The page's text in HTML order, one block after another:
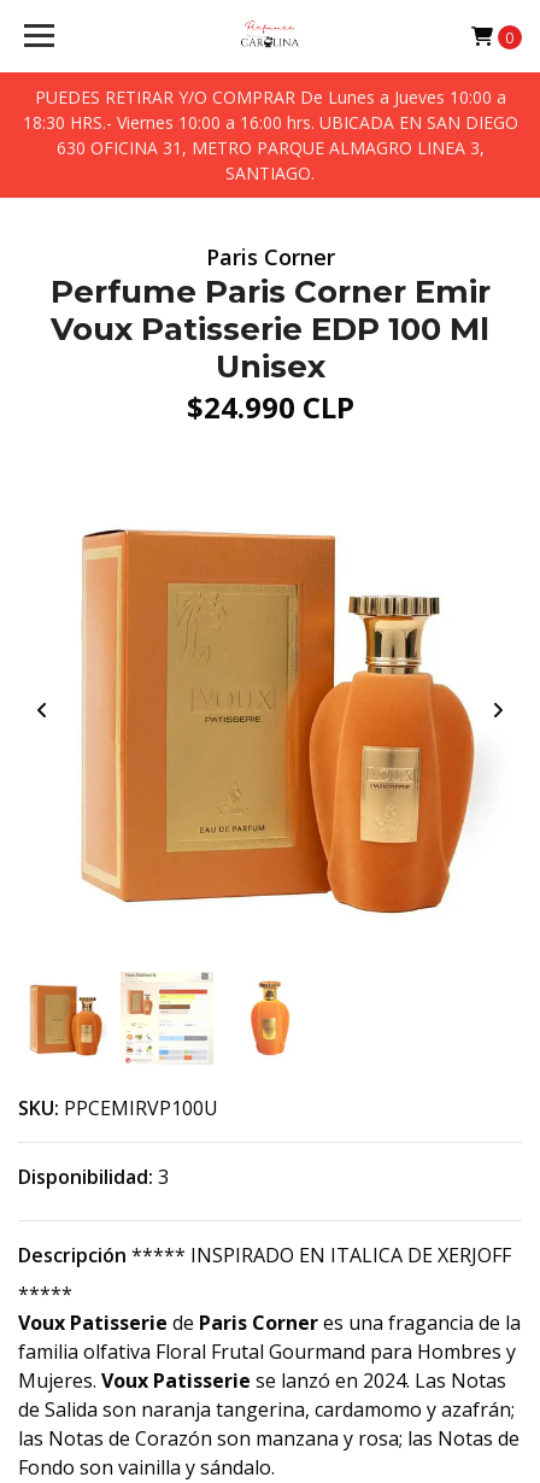
PUEDES RETIRAR Y/O COMPRAR De Lunes a Jueves 10:00 a
18:30 HRS.- Viernes 10:00 a 16:00 hrs. UBICADA EN SAN DIEGO
630 OFICINA 31, METRO PARQUE ALMAGRO LINEA 3,
SANTIAGO.
0
Paris Corner
Perfume Paris Corner Emir
Voux Patisserie EDP 100 Ml
Unisex
$24.990 CLP
SKU: PPCEMIRVP100U
Disponibilidad: 3
Descripción ***** INSPIRADO EN ITALICA DE XERJOFF
*****
Voux Patisserie de Paris Corneres una fragancia de la
familia olfativa Floral Frutal Gourmand para Hombres y
Mujeres. Voux Patisserie se lanzó en 2024. Las Notas
de Salida son naranja tangerina, cardamomo y azafrán;
las Notas de Corazón son manzana y rosa; las Notas de
Fondo son vainilla y sándalo.